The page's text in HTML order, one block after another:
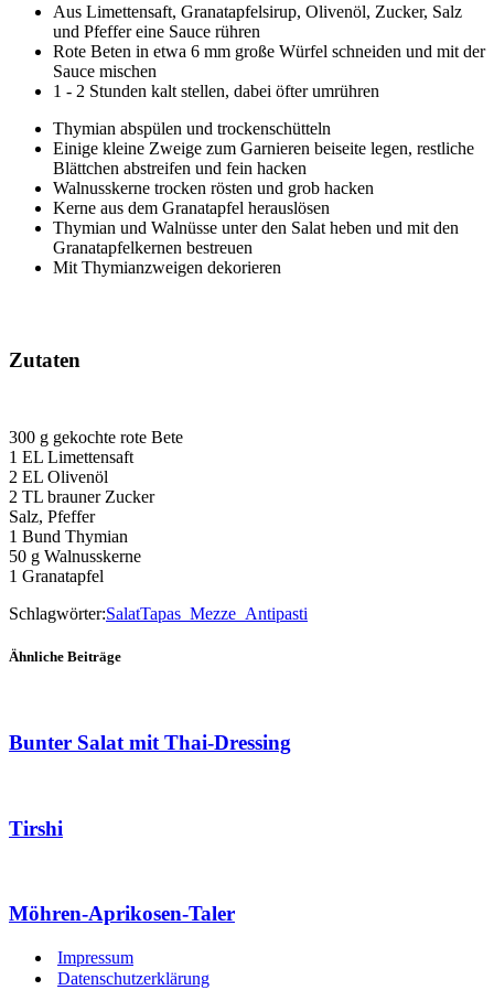
Aus Limettensaft, Granatapfelsirup, Olivenöl, Zucker, Salz
und Pfeffer eine Sauce rühren
Rote Beten in etwa 6 mm große Würfel schneiden und mit der
Sauce mischen
1 - 2 Stunden kalt stellen, dabei öfter umrühren
Thymian abspülen und trockenschütteln
Einige kleine Zweige zum Garnieren beiseite legen, restliche
Blättchen abstreifen und fein hacken
Walnusskerne trocken rösten und grob hacken
Kerne aus dem Granatapfel herauslösen
Thymian und Walnüsse unter den Salat heben und mit den
Granatapfelkernen bestreuen
Mit Thymianzweigen dekorieren
Zutaten
300 g gekochte rote Bete
1 EL Limettensaft
2 EL Olivenöl
2 TL brauner Zucker
Salz, Pfeffer
1 Bund Thymian
50 g Walnusskerne
1 Granatapfel
Schlagwörter:SalatTapas_Mezze_Antipasti
Ähnliche Beiträge
Bunter Salat mit Thai-Dressing
Tirshi
Möhren-Aprikosen-Taler
Impressum
Datenschutzerklärung